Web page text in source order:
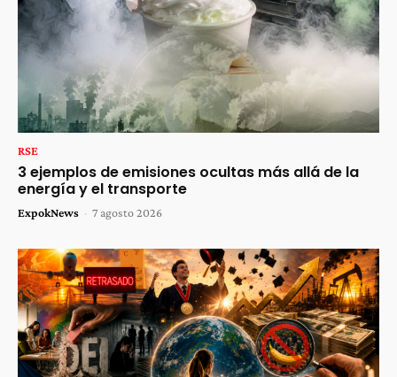
RSE
3 ejemplos de emisiones ocultas más allá de la
energía y el transporte
ExpokNews - 7 agosto 2026